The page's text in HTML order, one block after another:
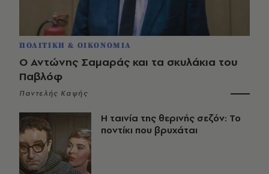
ΠΟΛΙΤΙΚΗ & ΟΙΚΟΝΟΜΙΑ
Ο Αντώνης Σαμαράς και τα σκυλάκια του
Παβλόφ
Παντελής Καψής
Η ταινία της θερινής σεζόν: Το
ποντίκι που βρυχάται